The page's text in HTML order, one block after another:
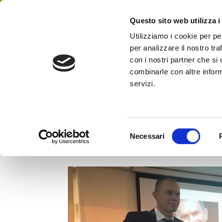
Questo sito web utilizza i
Utilizziamo i cookie per
per analizzare il nostro
con i nostri partner che si
combinarle con altre
servizi.
e
n
Necessari
Skip
Federazione Italiana
capolavoro’.